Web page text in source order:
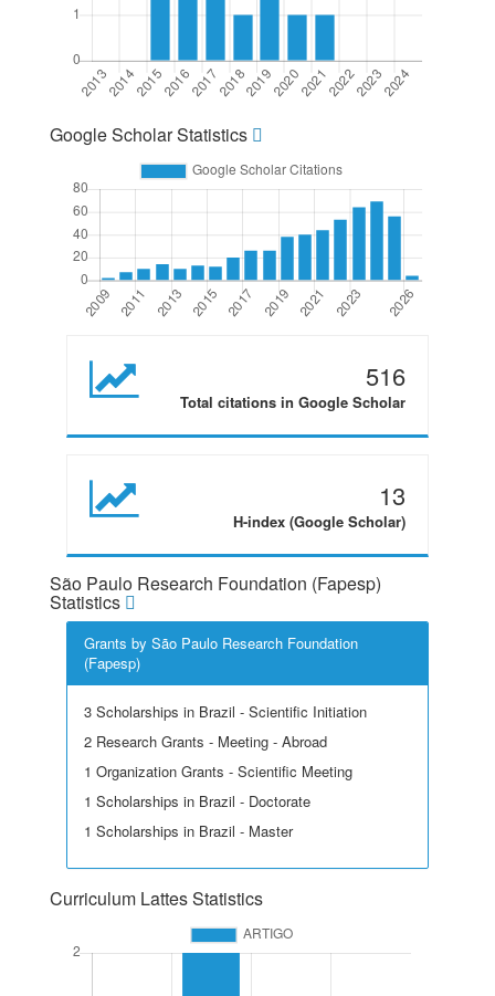
Google Scholar Statistics
516
Total citations in Google Scholar
13
H-index (Google Scholar)
São Paulo Research Foundation (Fapesp)
Statistics
Grants by São Paulo Research Foundation
(Fapesp)
3 Scholarships in Brazil - Scientific Initiation
2 Research Grants - Meeting - Abroad
1 Organization Grants - Scientific Meeting
1 Scholarships in Brazil - Doctorate
1 Scholarships in Brazil - Master
Curriculum Lattes Statistics